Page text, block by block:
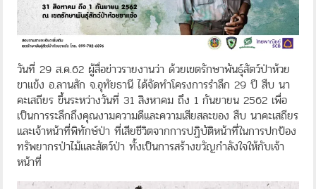
วันที่ 29 ส.ค.62 ผู้สื่อข่าวรายงานว่า ด้วยเขตรักษาพันธุ์สัตว์ป่าห้วย
ขาแข้ง อ.ลานสัก จ.อุทัยธานี ได้จัดทำโครงการรำลึก 29 ปี สืบ นา
คะเสถียร ขึ้นระหว่างวันที่ 31 สิงหาคม ถึง 1 กันยายน 2562 เพื่อ
เป็นการระลึกถึงคุณงามความดีและความเสียสละของ สืบ นาคะเสถียร
และเจ้าหน้าที่พิทักษ์ป่า ที่เสียชีวิตจากการปฏิบัติหน้าที่ในการปกป้อง
ทรัพยากรป่าไม้และสัตว์ป่า ทั้งเป็นการสร้างขวัญกำลังใจให้กับเจ้า
หน้าที่